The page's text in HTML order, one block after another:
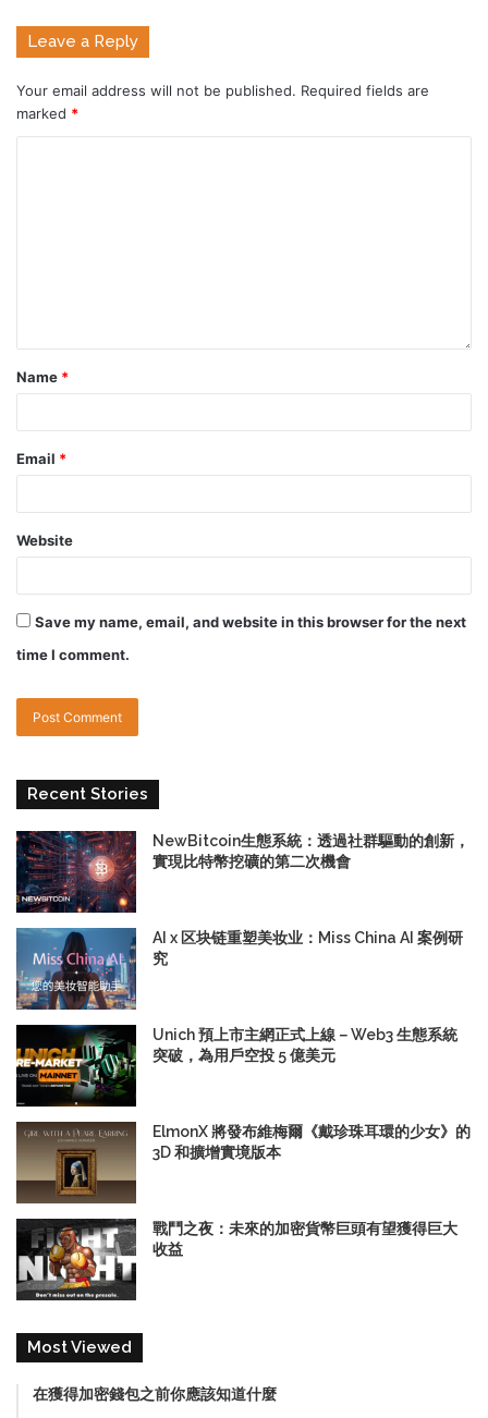
Leave a Reply
Your email address will not be published. Required fields are
marked *
Name *
Email *
Website
Save my name, email, and website in this browser for the next
time I comment.
Recent Stories
NewBitcoin生態系統：透過社群驅動的創新，
實現比特幣挖礦的第二次機會
AI x 区块链重塑美妆业：Miss China AI 案例研
究
Unich 預上市主網正式上線－Web3 生態系統
突破，為用戶空投 5 億美元
ElmonX 將發布維梅爾《戴珍珠耳環的少女》的
3D 和擴增實境版本
戰鬥之夜：未來的加密貨幣巨頭有望獲得巨大
收益
Most Viewed
在獲得加密錢包之前你應該知道什麼